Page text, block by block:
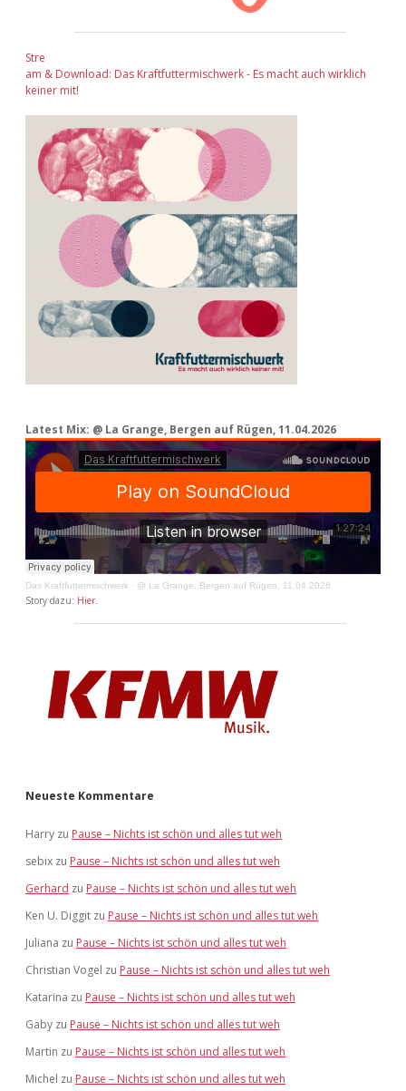
Stre
am & Download: Das Kraftfuttermischwerk - Es macht auch wirklich
keiner mit!
Latest Mix: @ La Grange, Bergen auf Rügen, 11.04.2026
Das Kraftfuttermischwerk · @ La Grange, Bergen auf Rügen, 11.04.2026
Story dazu: Hier.
Neueste Kommentare
Harry zu Pause – Nichts ist schön und alles tut weh
sebix zu Pause – Nichts ist schön und alles tut weh
Gerhard zu Pause – Nichts ist schön und alles tut weh
Ken U. Diggit zu Pause – Nichts ist schön und alles tut weh
Juliana zu Pause – Nichts ist schön und alles tut weh
Christian Vogel zu Pause – Nichts ist schön und alles tut weh
Katarina zu Pause – Nichts ist schön und alles tut weh
Gaby zu Pause – Nichts ist schön und alles tut weh
Martin zu Pause – Nichts ist schön und alles tut weh
Michel zu Pause – Nichts ist schön und alles tut weh